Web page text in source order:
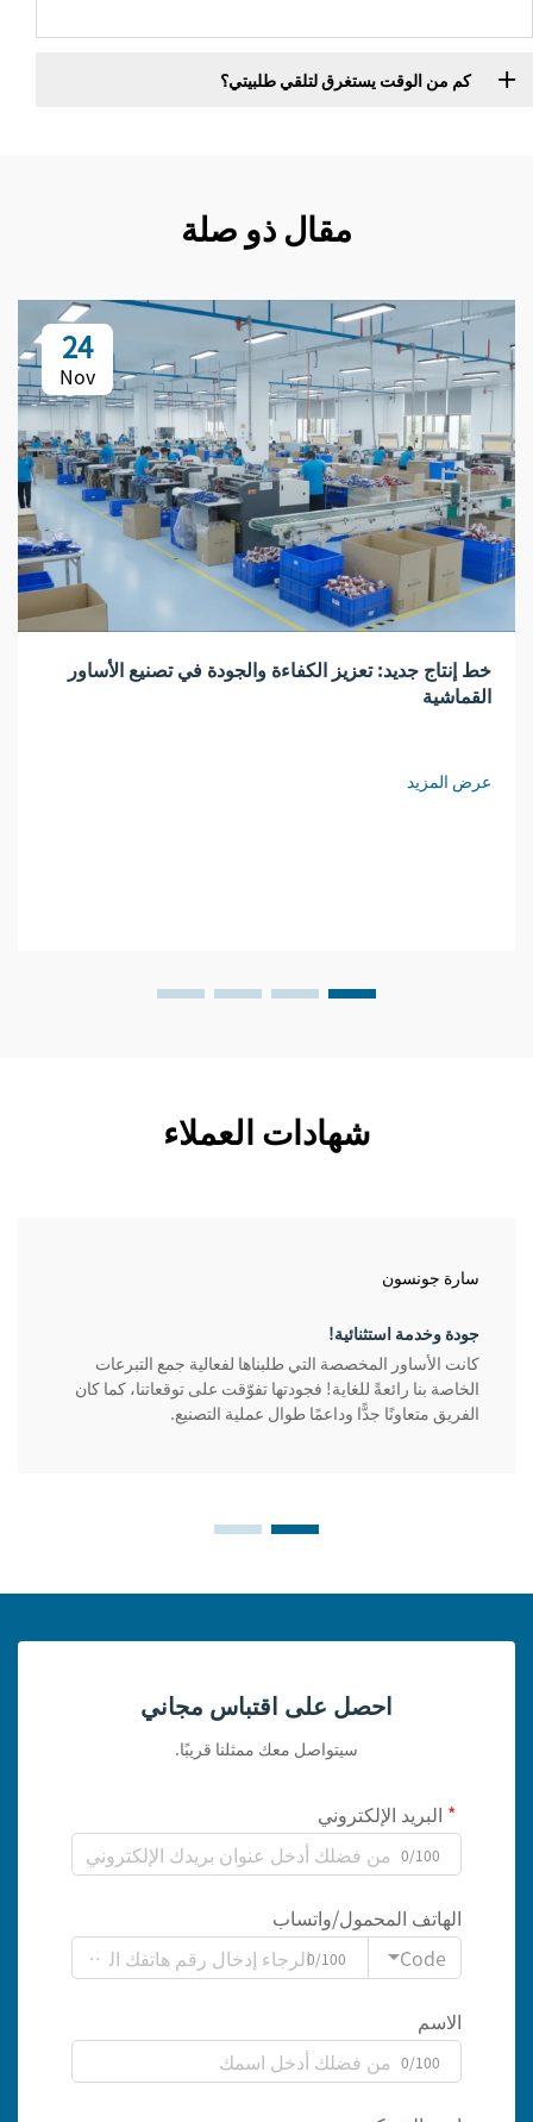
كم من الوقت يستغرق لتلقي طلبيتي؟
مقال ذو صلة
24
Nov
خط إنتاج جديد: تعزيز الكفاءة والجودة في تصنيع الأساور
القماشية
عرض المزيد
شهادات العملاء
سارة جونسون
جودة وخدمة استثنائية!
كانت الأساور المخصصة التي طلبناها لفعالية جمع التبرعات
الخاصة بنا رائعةً للغاية! فجودتها تفوّقت على توقعاتنا، كما كان
الفريق متعاونًا جدًّا وداعمًا طوال عملية التصنيع.
احصل على اقتباس مجاني
سيتواصل معك ممثلنا قريبًا.
البريد الإلكتروني
0/100
الهاتف المحمول/واتساب
Code
0/100
الاسم
0/100